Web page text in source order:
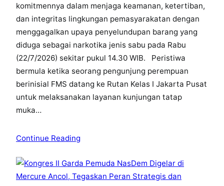
komitmennya dalam menjaga keamanan, ketertiban,
dan integritas lingkungan pemasyarakatan dengan
menggagalkan upaya penyelundupan barang yang
diduga sebagai narkotika jenis sabu pada Rabu
(22/7/2026) sekitar pukul 14.30 WIB. Peristiwa
bermula ketika seorang pengunjung perempuan
berinisial FMS datang ke Rutan Kelas I Jakarta Pusat
untuk melaksanakan layanan kunjungan tatap
muka…
Continue Reading